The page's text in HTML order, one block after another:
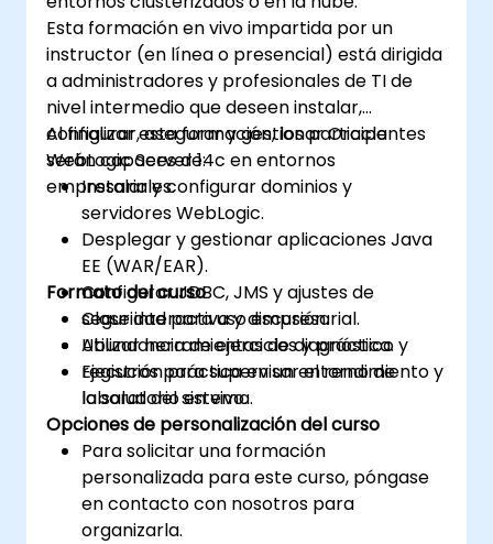
Esta formación en vivo impartida por un
instructor (en línea o presencial) está dirigida
a administradores y profesionales de TI de
nivel intermedio que deseen instalar,
configurar, asegurar y gestionar Oracle
WebLogic Server 14c en entornos
empresariales.
Al finalizar esta formación, los participantes
serán capaces de:
Instalar y configurar dominios y
servidores WebLogic.
Desplegar y gestionar aplicaciones Java
EE (WAR/EAR).
Configurar JDBC, JMS y ajustes de
seguridad para uso empresarial.
Utilizar herramientas de diagnóstico y
registros para supervisar el rendimiento y
la salud del sistema.
Formato del curso
Clase interactiva y discusión.
Abundancia de ejercicios y práctica.
Ejecución práctica en un entorno de
laboratorio en vivo.
Opciones de personalización del curso
Para solicitar una formación
personalizada para este curso, póngase
en contacto con nosotros para
organizarla.